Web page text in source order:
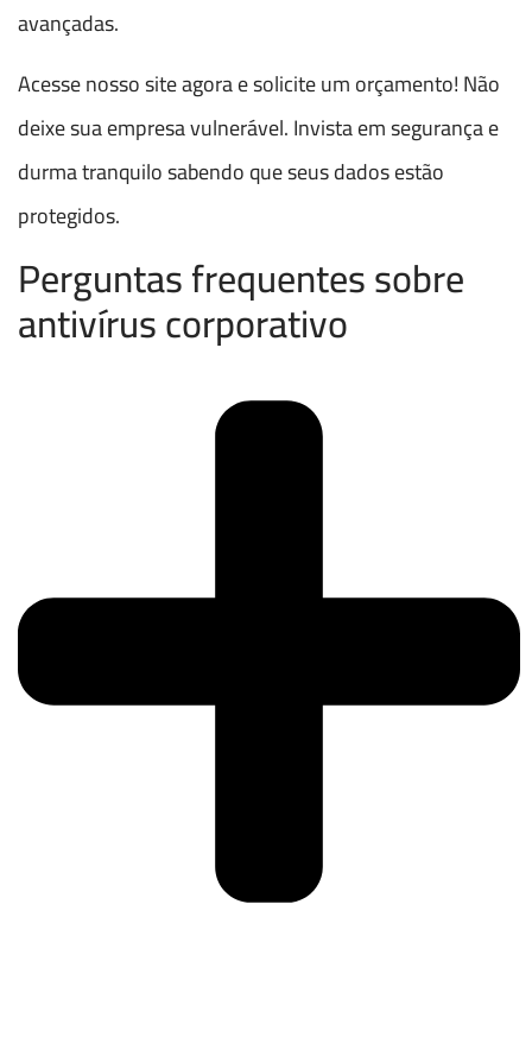
avançadas.
Acesse nosso site agora e solicite um orçamento! Não
deixe sua empresa vulnerável. Invista em segurança e
durma tranquilo sabendo que seus dados estão
protegidos.
Perguntas frequentes sobre
antivírus corporativo